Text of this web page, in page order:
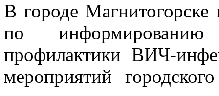
В городе Магнитогорске
по
профилактики ВИЧ-
мероприятий